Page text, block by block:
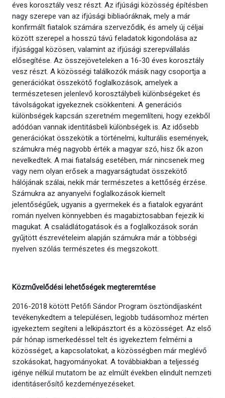
éves korosztály vesz részt. Az ifjúsági közösség építésben
nagy szerepe van az ifjúsági bibliaóráknak, mely a már
konfirmált fiatalok számára szerveződik, és amely új céljai
között szerepel a hosszú távú feladatok kigondolása az
ifjúsággal közösen, valamint az ifjúsági szerepvállalás
elősegítése. Az összejöveteleken a 16-30 éves korosztály
vesz részt. A közösségi találkozók másik nagy csoportja a
generációkat összekötő foglalkozások, amelyek a
természetesen jelenlevő korosztálybeli különbségeket és
távolságokat igyekeznek csökkenteni. A generációs
különbségek kapcsán szeretném megemlíteni, hogy ezekből
adódóan vannak identitásbeli különbségek is. Az idősebb
generációkat összekötik a történelmi, kulturális események,
számukra még nagyobb érték a magyar szó, hisz ők azon
nevelkedtek. A mai fiatalság esetében, már nincsenek meg
vagy nem olyan erősek a magyarságtudat összekötő
hálójának szálai, nekik már természetes a kettőség érzése.
Számukra az anyanyelvi foglalkozások kiemelt
jelentőségűek, ugyanis a gyermekek és a fiatalok egyaránt
román nyelven könnyebben és magabiztosabban fejezik ki
magukat. A családlátogatások és a foglalkozások során
gyűjtött észrevételeim alapján számukra már a többségi
nyelven szólás természetes és megszokott.
Közművelődési lehetőségek megteremtése
2016-2018 kötött Petőfi Sándor Program ösztöndíjasként
tevékenykedtem a településen, legjobb tudásomhoz mérten
igyekeztem segíteni a lelkipásztort és a közösséget. Az első
pár hónap ismerkedéssel telt és igyekeztem felmérni a
közösséget, a kapcsolatokat, a közösségben már meglévő
szokásokat, hagyományokat. A továbbiakban a teljesség
igénye nélkül mutatom be az elmúlt években elindult nemzeti
identitáserősítő kezdeményezéseket.